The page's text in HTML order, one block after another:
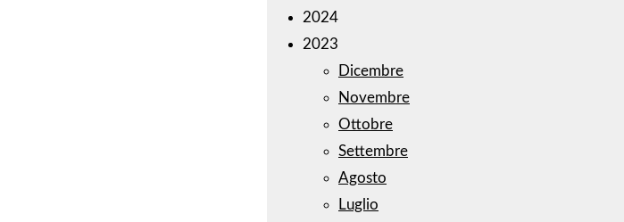
2024
2023
Dicembre
Novembre
Ottobre
Settembre
Agosto
Luglio